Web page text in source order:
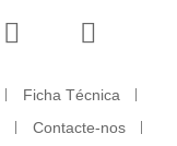
Ficha Técnica
Contacte-nos